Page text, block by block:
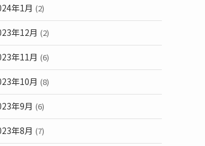
年1月 (2)
年12月 (2)
年11月 (6)
年10月 (8)
年9月 (6)
年8月 (7)